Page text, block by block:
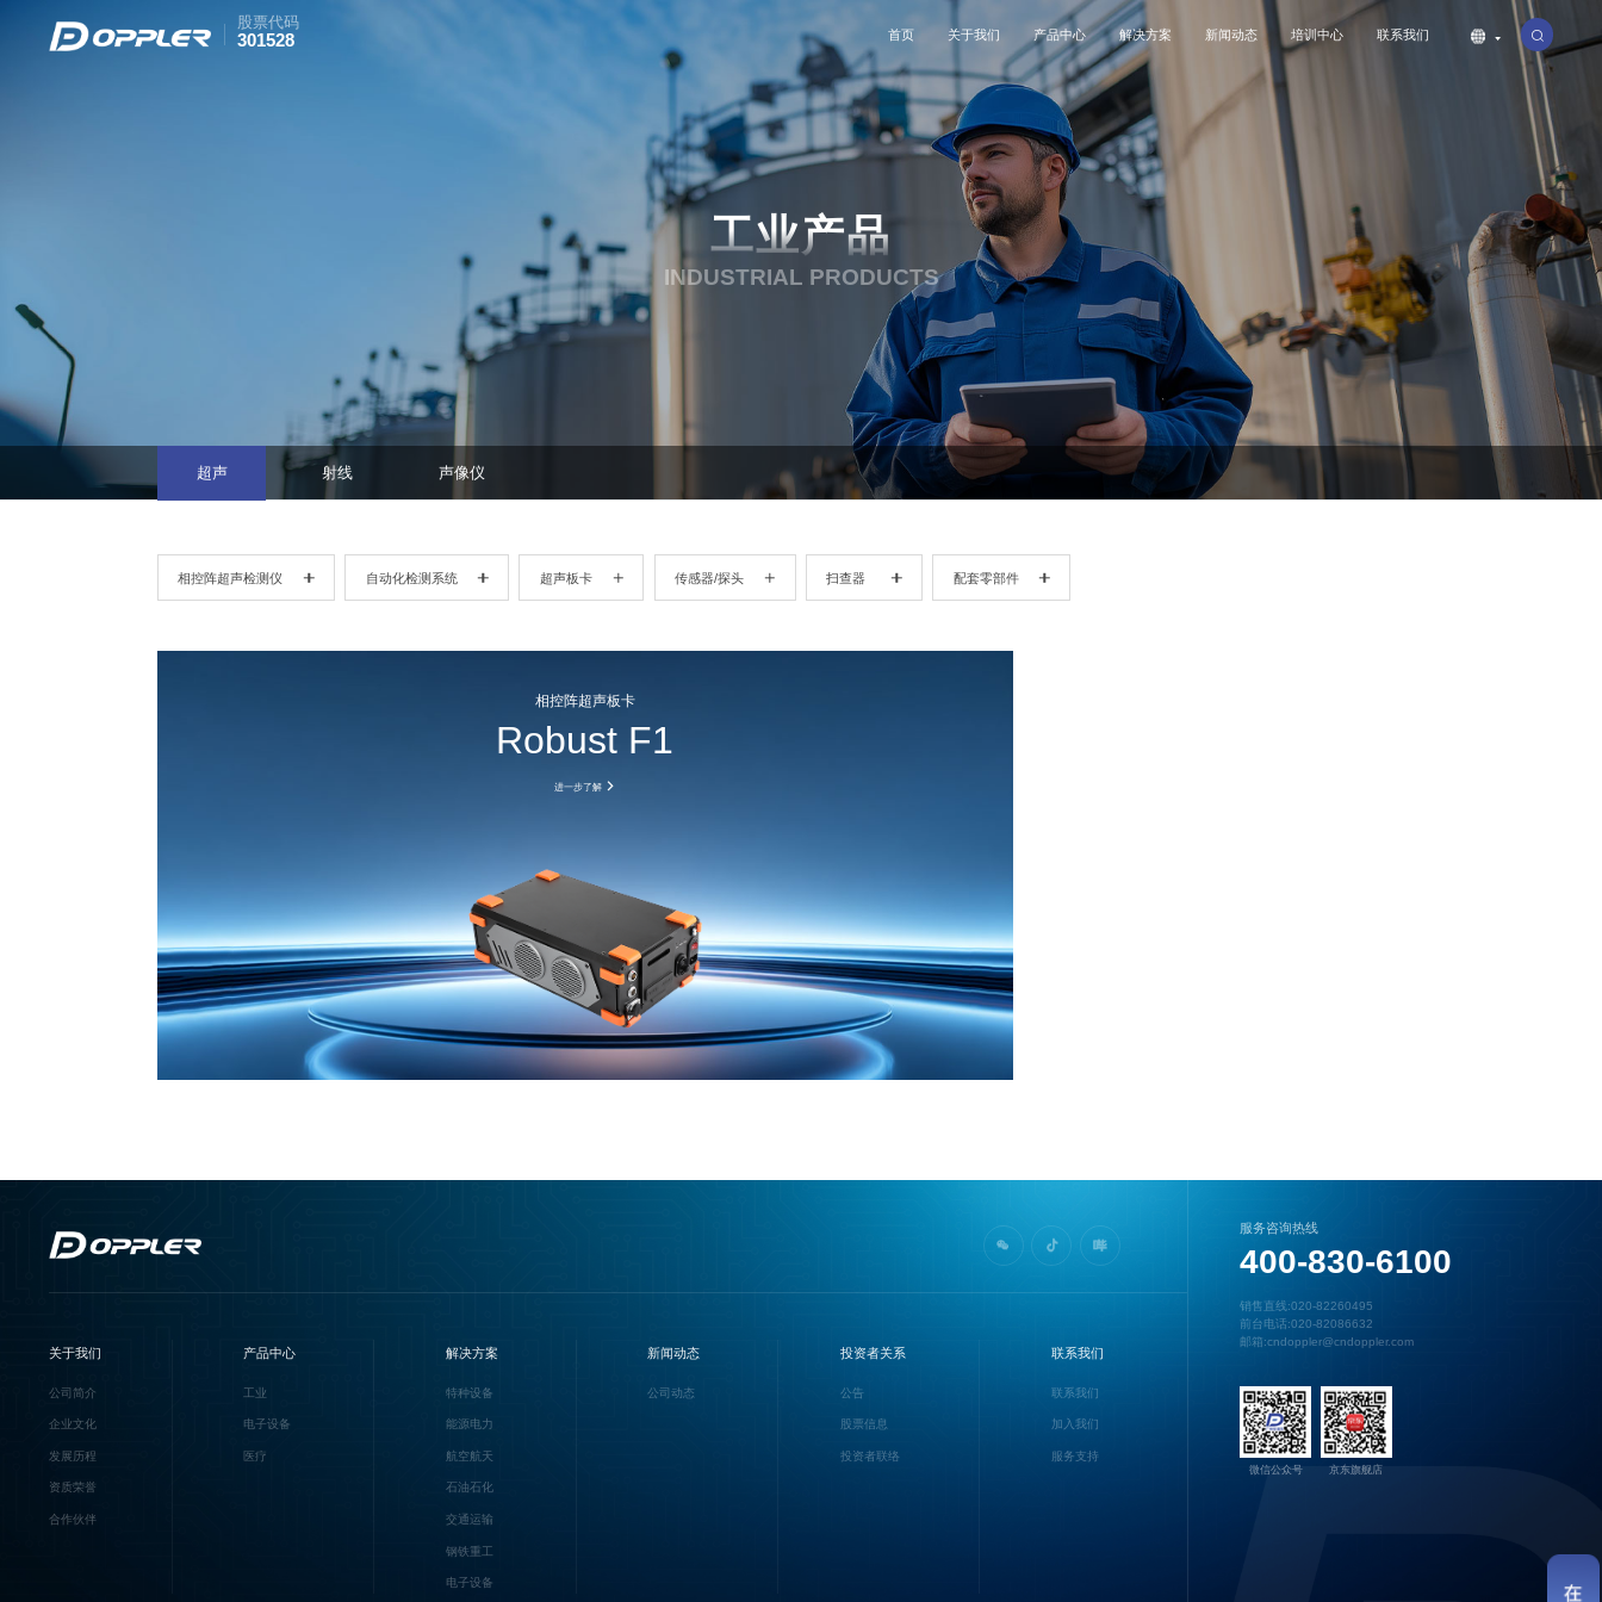
股票代码
301528 首页 关于我们
公司简介
企业文化
资质荣誉
公司简介
产品中心
工业
电子设备
医疗
工业
解决方案
特种设备
航空航天
石油石化
交通运输
钢铁重工
电子设备
特种设备
新闻动态
公司动态
公司动态
培训中心 联系我们
联系我们
服务支持
联系我们
工业产品
INDUSTRIAL PRODUCTS
超声 射线 声像仪
相控阵超声检测仪 自动化检测系统 超声板卡 传感器/探头 扫查器 配套零部件
相控阵超声板卡
Robust F1
进一步了解
关于我们
公司简介
企业文化
发展历程
资质荣誉
合作伙伴
产品中心
工业
电子设备
医疗
解决方案
特种设备
能源电力
航空航天
石油石化
交通运输
钢铁重工
电子设备
新闻动态
公司动态
投资者关系
公告
股票信息
投资者联络
联系我们
联系我们
加入我们
服务支持
服务咨询热线
400-830-6100
销售直线:020-82260495
前台电话:020-82086632
邮箱:cndoppler@cndoppler.com
微信公众号 京东旗舰店